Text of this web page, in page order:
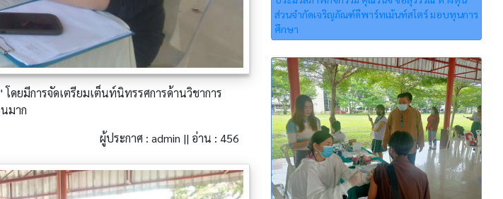
ยมีการจัดเตรียมเต็นท์นิทรรศการด้านวิชาการ
มาก
ผู้ประกาศ : admin || อ่าน : 456
ส่วนจำกัดเจริญภัณฑ์ดีพาร์ทเม้นท์สโตร์ มอบทุนการ
ศึกษา